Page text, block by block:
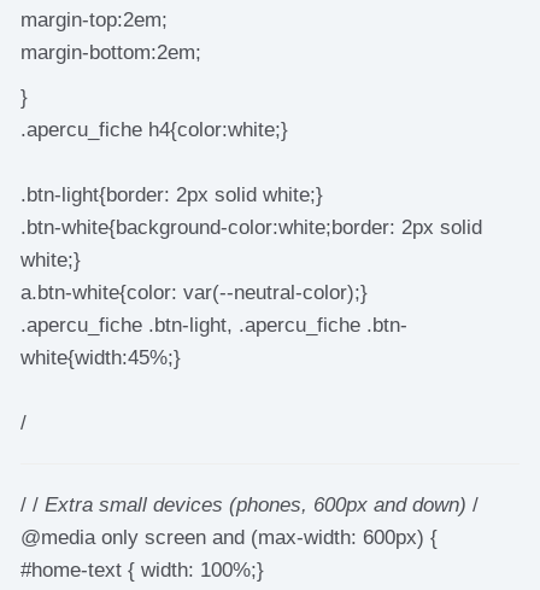
margin-top:2em;
margin-bottom:2em;
}
.apercu_fiche h4{color:white;}
.btn-light{border: 2px solid white;}
.btn-white{background-color:white;border: 2px solid
white;}
a.btn-white{color: var(--neutral-color);}
.apercu_fiche .btn-light, .apercu_fiche .btn-
white{width:45%;}
/
/ / Extra small devices (phones, 600px and down) /
@media only screen and (max-width: 600px) {
#home-text { width: 100%;}